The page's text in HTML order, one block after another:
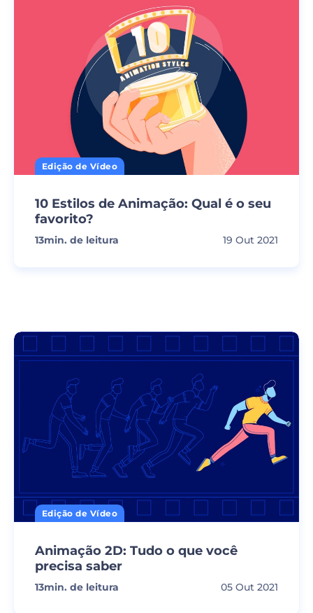
Edição de Vídeo
10 Estilos de Animação: Qual é o seu
favorito?
13min. de leitura 19 Out 2021
Edição de Vídeo
Animação 2D: Tudo o que você
precisa saber
13min. de leitura 05 Out 2021